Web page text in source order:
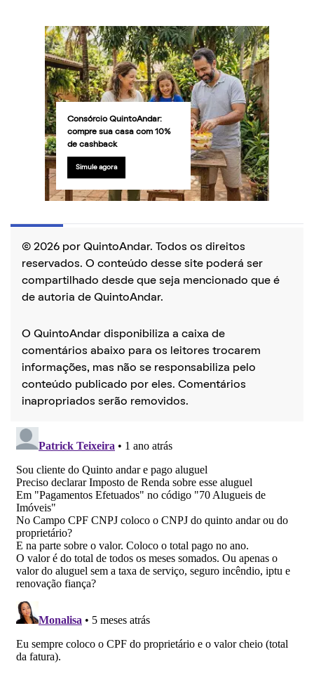
Consórcio QuintoAndar:
compre sua casa com 10%
de cashback
Simule agora
© 2026 por QuintoAndar. Todos os direitos
reservados. O conteúdo desse site poderá ser
compartilhado desde que seja mencionado que é
de autoria de QuintoAndar.
O QuintoAndar disponibiliza a caixa de
comentários abaixo para os leitores trocarem
informações, mas não se responsabiliza pelo
conteúdo publicado por eles. Comentários
inapropriados serão removidos.